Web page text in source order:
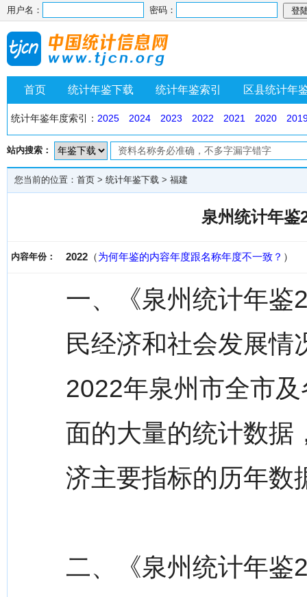
用户名： 密码：
首页 统计年鉴下载 统计年鉴索引 区县统计年
统计年鉴年度索引： 2025 2024 2023 2022 2021 2020
站内搜索：
您当前的位置： 首页 > 统计年鉴下载 > 福建
泉州统计年鉴
内容年份： 2022 （为何年鉴的内容年度跟名称年度不一致？ ）
一、《泉州统计年鉴
民经济和社会发展情
2022年泉州市全市
面的大量的统计数据
济主要指标的历年数
二、《泉州统计年鉴